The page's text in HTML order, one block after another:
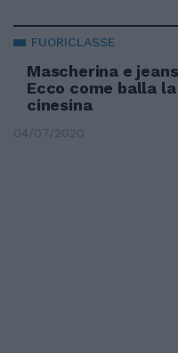
FUORICLASSE
Mascherina e
Ecco come balla
cinesina
04/07/2020